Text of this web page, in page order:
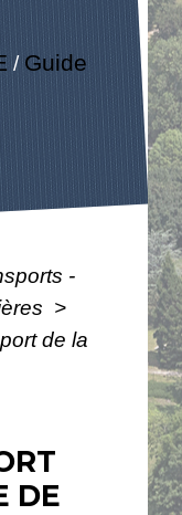
/ Guide
-
>
de la
DE